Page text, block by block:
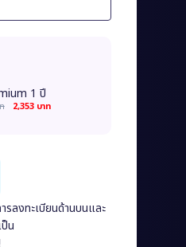
1 ปี
2,353 บาท
ลงทะเบียนด้านบนและ
น